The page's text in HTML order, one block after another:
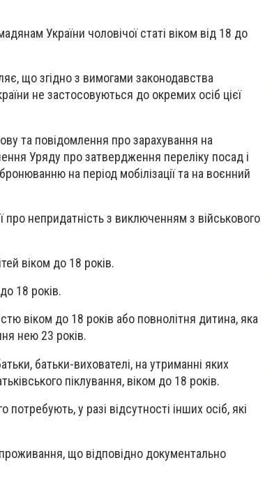
України чоловічої статі віком від 18 до
що згідно з вимогами законодавства
не застосовуються до окремих осіб цієї
та повідомлення про зарахування на
Уряду про затвердження переліку посад і
на період мобілізації та на воєнний
про непридатність з виключенням з військового
віком до 18 років.
18 років.
віком до 18 років або повнолітня дитина, яка
нею 23 років.
батьки-вихователі, на утриманні яких
піклування, віком до 18 років.
у разі відсутності інших осіб, які
що відповідно документально